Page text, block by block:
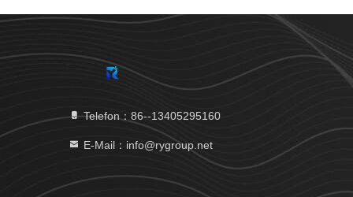
Telefon：86--13405295160
E-Mail：info@rygroup.net